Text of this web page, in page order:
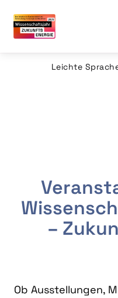
Leichte
–
Ob Ausstellungen,